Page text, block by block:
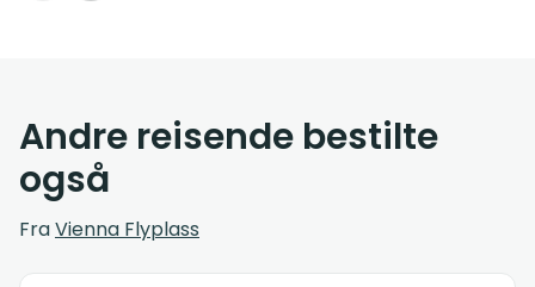
Andre reisende bestilte
også
FraVienna Flyplass